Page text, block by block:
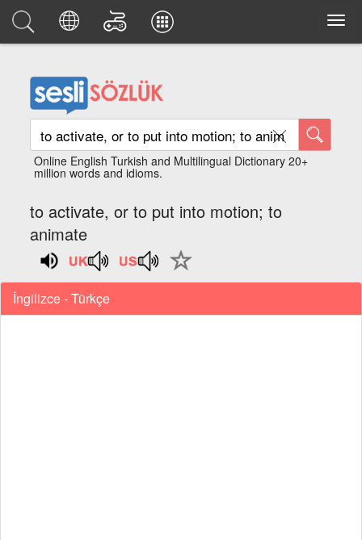
Online English Turkish and Multilingual Dictionary 20+
million words and idioms.
to activate, or to put into motion; to
animate
İngilizce - Türkçe